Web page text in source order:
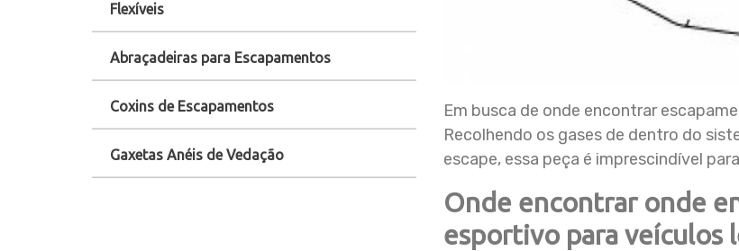
Flexíveis
Abraçadeiras para Escapamentos
Coxins de Escapamentos
Gaxetas Anéis de Vedação
Em busca de onde encontrar
Recolhendo os gases de dentro do
escape, essa peça é imprescindível
Onde encontrar onde
esportivo para veículos